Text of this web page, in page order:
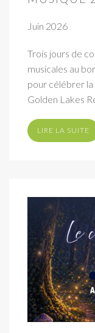
Juin 2026
Trois jours de
musicales au
pour célébrer la
Golden Lakes
LIRE LA SUITE